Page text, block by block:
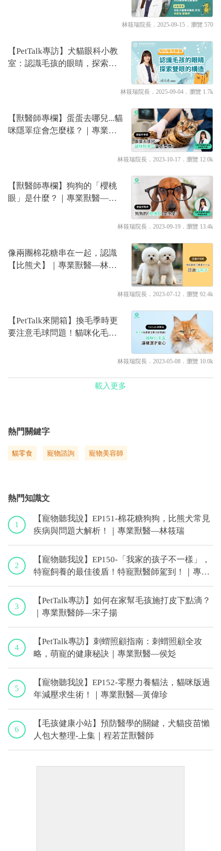
林筱瑞院長 ．2025-09-15． 瀏覽 570
【PetTalk專訪】犬貓眼科小教
室：認識毛孩的眼睛，探索雙
林筱瑞院長 ．2025-09-04． 瀏覽 1.7k
【獸醫師專欄】蛋蛋去哪兒...貓
咪隱睪症會怎麼樣？｜專業獸
林筱瑞院長 ．2023-10-17． 瀏覽 12.0k
【獸醫師專欄】狗狗的「櫻桃
眼」是什麼？｜專業獸醫—林
林筱瑞院長 ．2023-09-19． 瀏覽 13.4k
像兩團棉花糖串在一起，認識
【比熊犬】｜專業獸醫—林筱
林筱瑞院長 ．2023-07-12． 瀏覽 92.4k
【PetTalk來開箱】換毛季時更
要注意毛球問題！貓咪化毛膏
林筱瑞院長 ．2023-05-08． 瀏覽 10.0k
載入更多
熱門關鍵字
貓零食 寵物諮詢 寵物美容師
熱門知識文
1
【寵物聽我說】EP151-棉花糖狗狗，比熊犬常見
疾病與問題大解析！｜專業獸醫—林筱瑞
2
【寵物聽我說】EP150-「我家的孩子不一樣」，
特寵飼養的最佳後盾！特寵獸醫師駕到！｜專業
獸醫—侯彣
3
【PetTalk專訪】如何在家幫毛孩施打皮下點滴？
｜專業獸醫師—宋子揚
4
【PetTalk專訪】刺蝟照顧指南：刺蝟照顧全攻
略，萌寵的健康秘訣｜專業獸醫—侯彣
5
【寵物聽我說】EP152-零壓力養貓法，貓咪版過
年減壓求生術！｜專業獸醫—黃偉珍
6
【毛孩健康小站】預防醫學的關鍵，犬貓疫苗懶
人包大整理-上集｜程若芷獸醫師